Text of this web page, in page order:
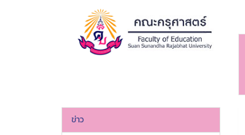
ข่าว